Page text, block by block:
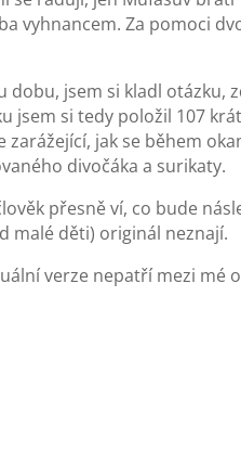
vyhnancem. Za pomoci
jsem si kladl otázku,
jsem si tedy položil 107
jak se během
divočáka a surikaty.
přesně ví, co bude
malé děti) originál neznají.
verze nepatří mezi mé